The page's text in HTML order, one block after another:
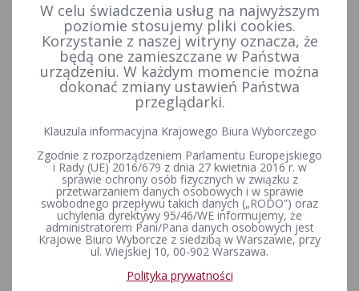
WNIOSEK O UDOSTĘPNIENIE INFORMACJI PUBLICZNEJ
WNIOSEK O UDOSTĘPNIENIE
INFORMACJI PUBLICZNEJ
Wniosek o udostępnienie informacji publicznej
Rejestr zmian
Data utworzenia
08-03-2022 10:57
Agnieszka Rutkowska
W celu świadczenia usług na najwyższym
poziomie stosujemy pliki cookies.
Korzystanie z naszej witryny oznacza, że
będą one zamieszczane w Państwa
urządzeniu. W każdym momencie można
dokonać zmiany ustawień Państwa
przeglądarki.
Klauzula informacyjna Krajowego Biura Wyborczego
Zgodnie z rozporządzeniem Parlamentu Europejskiego
i Rady (UE) 2016/679 z dnia 27 kwietnia 2016 r. w
sprawie ochrony osób fizycznych w związku z
przetwarzaniem danych osobowych i w sprawie
swobodnego przepływu takich danych („RODO”) oraz
uchylenia dyrektywy 95/46/WE informujemy, że
administratorem Pani/Pana danych osobowych jest
Krajowe Biuro Wyborcze z siedzibą w Warszawie, przy
ul. Wiejskiej 10, 00-902 Warszawa.
Polityka prywatności